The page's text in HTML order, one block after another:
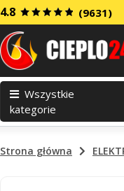
4.8 (9631)
Kategorie
Wszystkie
kategorie
Strona główna